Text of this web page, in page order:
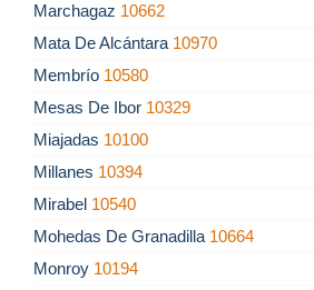
Marchagaz 10662
Mata De Alcántara 10970
Membrío 10580
Mesas De Ibor 10329
Miajadas 10100
Millanes 10394
Mirabel 10540
Mohedas De Granadilla 10664
Monroy 10194